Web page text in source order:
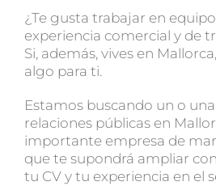
¿Te gusta trabajar en
experiencia comercial y de
Si, además, vives en
algo para ti.
Estamos buscando un o
relaciones públicas en
importante empresa de
que te supondrá ampliar
tu CV y tu experiencia en el